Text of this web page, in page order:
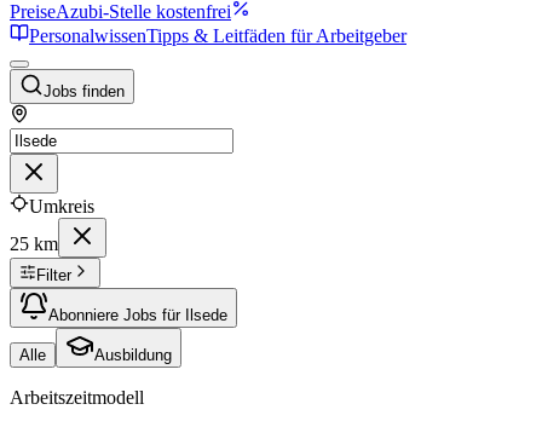
PreiseAzubi-Stelle kostenfrei
PersonalwissenTipps & Leitfäden für Arbeitgeber
Jobs finden
Umkreis
25 km
Filter
Abonniere Jobs für Ilsede
Alle Ausbildung
Arbeitszeitmodell